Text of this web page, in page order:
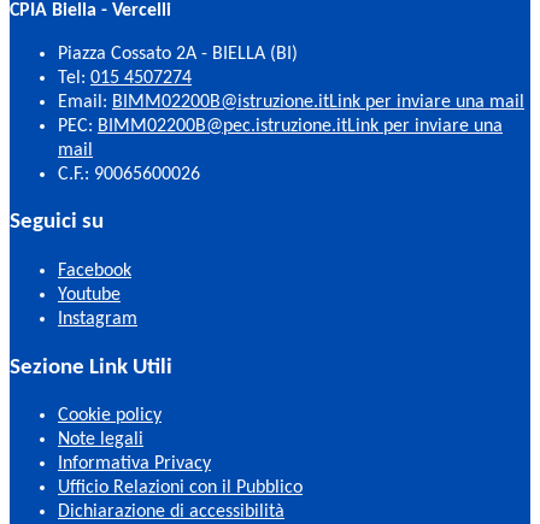
CPIA Biella - Vercelli
Piazza Cossato 2A - BIELLA (BI)
Tel: 015 4507274
Email: BIMM02200B@istruzione.itLink per inviare una mail
PEC: BIMM02200B@pec.istruzione.itLink per inviare una
mail
C.F.: 90065600026
Seguici su
Facebook
Youtube
Instagram
Sezione Link Utili
Cookie policy
Note legali
Informativa Privacy
Ufficio Relazioni con il Pubblico
Dichiarazione di accessibilità